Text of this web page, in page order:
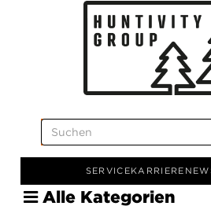
SERVICEKARRIERE
Alle Kategorien